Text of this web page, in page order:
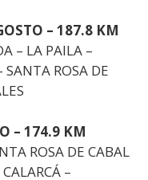
– 187.8 KM
– LA PAILA –
ROSA DE
– 174.9 KM
ROSA DE CABAL
–